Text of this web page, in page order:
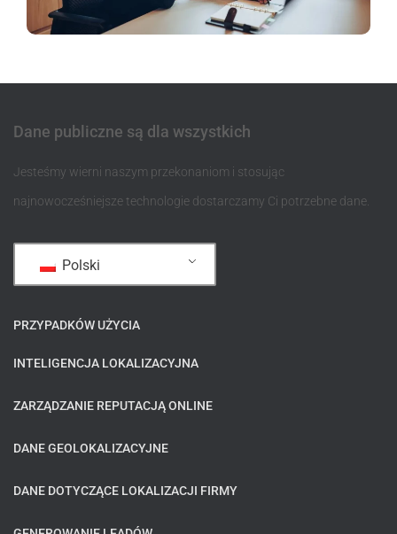
Dane publiczne są dla wszystkich
Jesteśmy wierni naszym przekonaniom i stosując
najnowocześniejsze technologie dostarczamy Ci potrzebne dane.
Polski
PRZYPADKÓW UŻYCIA
INTELIGENCJA LOKALIZACYJNA
ZARZĄDZANIE REPUTACJĄ ONLINE
DANE GEOLOKALIZACYJNE
DANE DOTYCZĄCE LOKALIZACJI FIRMY